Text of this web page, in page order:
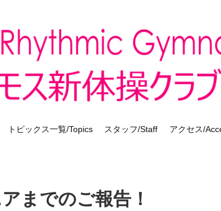
トピックス一覧/Topics スタッフ/Staff アクセス/
までのご報告！